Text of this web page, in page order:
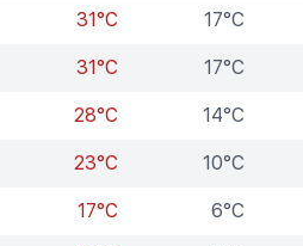
31°C 17°C
31°C 17°C
28°C 14°C
23°C 10°C
17°C 6°C